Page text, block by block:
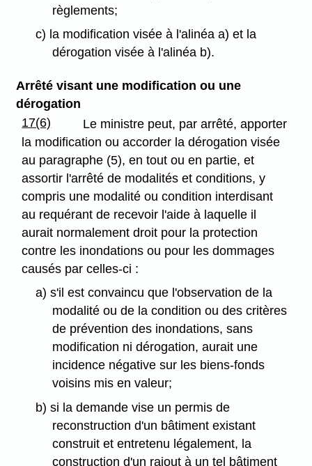
règlements;
c) la modification visée à l'alinéa a) et la
dérogation visée à l'alinéa b).
Arrêté visant une modification ou une
dérogation
17(6)
Le ministre peut, par arrêté, apporter
la modification ou accorder la dérogation visée
au paragraphe (5), en tout ou en partie, et
assortir l'arrêté de modalités et conditions, y
compris une modalité ou condition interdisant
au requérant de recevoir l'aide à laquelle il
aurait normalement droit pour la protection
contre les inondations ou pour les dommages
causés par celles-ci :
a) s'il est convaincu que l'observation de la
modalité ou de la condition ou des critères
de prévention des inondations, sans
modification ni dérogation, aurait une
incidence négative sur les biens-fonds
voisins mis en valeur;
b) si la demande vise un permis de
reconstruction d'un bâtiment existant
construit et entretenu légalement, la
construction d'un rajout à un tel bâtiment